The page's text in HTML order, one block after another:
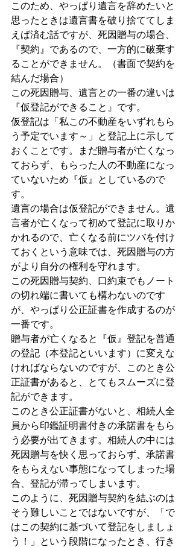
このため、やっぱり遺言を辞めたいと
思ったときは遺言書を破り捨ててしま
えば済む話ですが、死因贈与の場合、
『契約』であるので、一方的に破棄す
ることができません。（書面で契約を
結んだ場合）
この死因贈与、遺言との一番の違いは
『仮登記ができること』です。
仮登記は「私この不動産をいずれもら
う予定でいます～」と登記上に示して
おくことです。まだ贈与者が亡くなっ
ておらず、もらった人の不動産になっ
ていないため『仮』としているので
す。
遺言の場合は仮登記ができません。遺
言者が亡くなって初めて登記に取りか
かれるので、亡くなる前にツバを付け
ておくという意味では、死因贈与の方
がより自分の権利を守れます。
この死因贈与契約、口約束でもノート
の切れ端に書いても構わないのです
が、やっぱり公正証書を作成するのが
一番です。
贈与者が亡くなると『仮』登記を普通
の登記（本登記といいます）に変えな
ければならないのですが、このとき公
正証書があると、とてもスムーズに登
記ができます。
このとき公正証書がないと、相続人全
員から印鑑証明書付きの承諾書をもら
う必要が出てきます。相続人の中には
死因贈与を快く思っておらず、承諾書
をもらえない事態になってしまった場
合、登記が滞ってしまいます。
このように、死因贈与契約を結ぶのは
そう難しいことではないですが、「で
はこの契約に基づいて登記をしましょ
う！」という段階になったとき、行き